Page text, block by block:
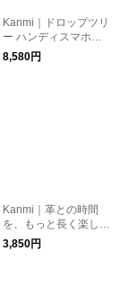
Kanmi｜ドロップツリ
ー ハンディスマホケ
ースＭ【LIM25-12】
8,580円
Kanmi｜革との時間
を、もっと長く楽しむ
ために。「Kanmi.オ
リジナルレザーケアセ
3,850円